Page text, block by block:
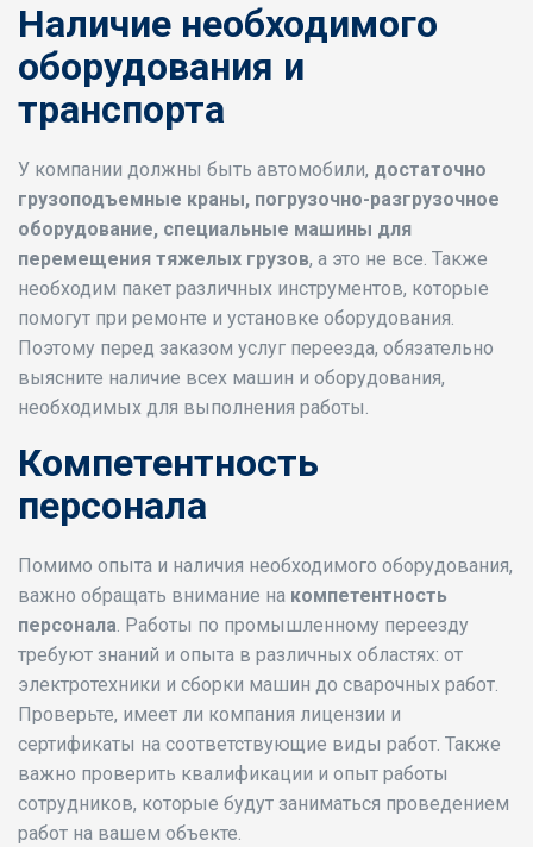
Наличие необходимого
оборудования и
транспорта
У компании должны быть автомобили, достаточно
грузоподъемные краны, погрузочно-разгрузочное
оборудование, специальные машины для
перемещения тяжелых грузов, а это не все. Также
необходим пакет различных инструментов, которые
помогут при ремонте и установке оборудования.
Поэтому перед заказом услуг переезда, обязательно
выясните наличие всех машин и оборудования,
необходимых для выполнения работы.
Компетентность
персонала
Помимо опыта и наличия необходимого оборудования,
важно обращать внимание на компетентность
персонала. Работы по промышленному переезду
требуют знаний и опыта в различных областях: от
электротехники и сборки машин до сварочных работ.
Проверьте, имеет ли компания лицензии и
сертификаты на соответствующие виды работ. Также
важно проверить квалификации и опыт работы
сотрудников, которые будут заниматься проведением
работ на вашем объекте.